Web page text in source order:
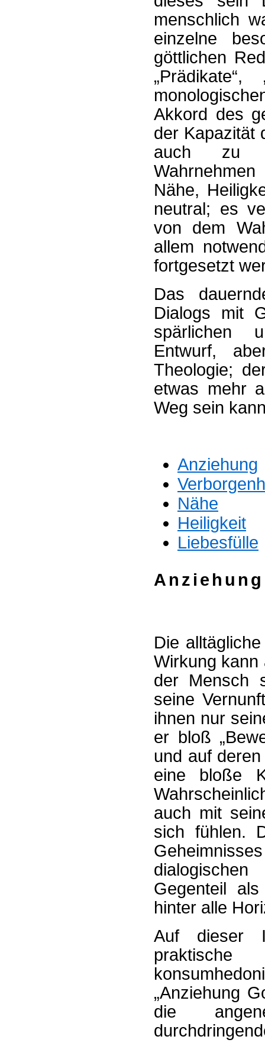
menschlich
einzelne
göttlichen
Akkord des
der Kapazität
auch zu
Nähe,
neutral; es
von dem
allem
fortgesetzt
Das
Dialogs mit
spärlichen
Entwurf,
Theologie;
etwas mehr
Weg sein
Anziehung
Nähe
Heiligkeit
Liebesfülle
Anziehung
Die
Wirkung kann
der Mensch
seine
ihnen nur
er bloß
und auf
eine bloße
auch mit
sich fühlen.
Gegenteil
hinter alle
Auf dieser
„Anziehung
die